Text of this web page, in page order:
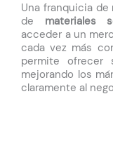
Una franquicia
de materiales
acceder a un
cada vez más
permite ofrecer
mejorando los
claramente al